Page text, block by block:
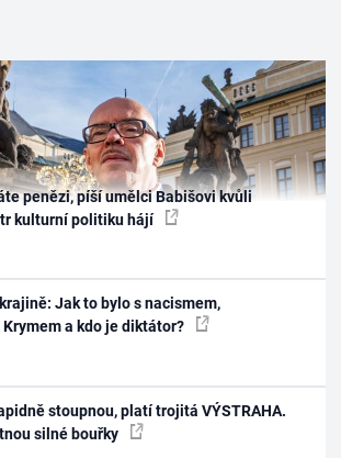
penězi, píší umělci Babišovi kvůli
kulturní politiku hájí
Jak to bylo s nacismem,
a kdo je diktátor?
stoupnou, platí trojitá VÝSTRAHA.
silné bouřky